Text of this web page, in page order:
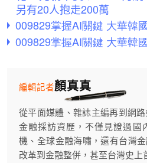
另有20人抱走200萬
顏真真
編輯記者
從平面媒體、雜誌主編再到網
金融採訪資歷，不僅見證過國
機、全球金融海嘯，還有台灣
改革到金融整併，甚至台灣史上